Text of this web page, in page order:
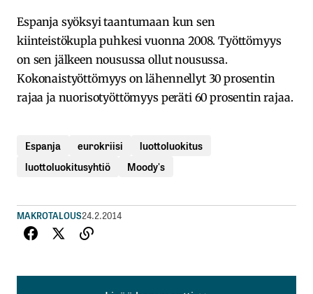
Espanja syöksyi taantumaan kun sen
kiinteistökupla puhkesi vuonna 2008. Työttömyys
on sen jälkeen nousussa ollut nousussa.
Kokonaistyöttömyys on lähennellyt 30 prosentin
rajaa ja nuorisotyöttömyys peräti 60 prosentin rajaa.
Espanja eurokriisi
luottoluokitus
luottoluokitusyhtiö
Moody's
MAKROTALOUS24.2.2014